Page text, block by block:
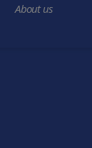
About us